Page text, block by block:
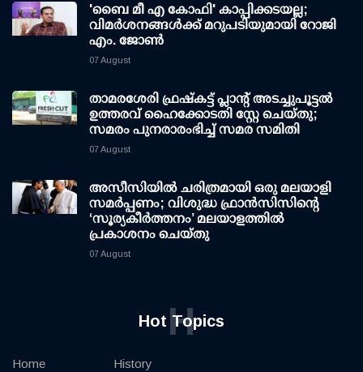
'ബൈ മീ എ കോഫി' കാപ്പിക്കടയല്ല;
വിമര്‍ശനങ്ങള്‍ക്ക് മറുപടിയുമായി റോജി
എം. ജോണ്‍
07 August
താമരശേരി ഫ്രഷ്കട്ട് പ്ലാന്റ് അടച്ചുപൂട്ടൽ
ഉത്തരവ് ഹൈക്കോടതി സ്റ്റേ ചെയ്തു;
സമരം പുനരാരംഭിച്ച് സമര സമിതി
07 August
അസീസിയിൽ ചരിത്രമായി ഒരു മലയാളി
സമർപ്പണം; വിശുദ്ധ ഫ്രാൻസിസിന്റെ
‘സൂര്യകീർത്തനം’ മലയാളത്തിൽ
പ്രകാശനം ചെയ്തു
07 August
Hot Topics
H
Home
History